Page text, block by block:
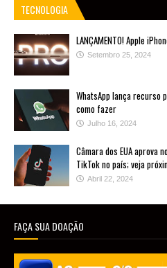
TECNOLOGIA
LANÇAMENTO! Apple
Setembro 25, 2024
WhatsApp lança recurso
como fazer
Julho 16, 2024
Câmara dos EUA aprova
TikTok no país; veja
Abril 22, 2024
FAÇA SUA DOAÇÃO